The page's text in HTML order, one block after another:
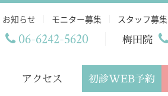
お知らせ モニター募集 スタッフ募集
梅田院
06-6242-5620
アクセス 初診WEB予約